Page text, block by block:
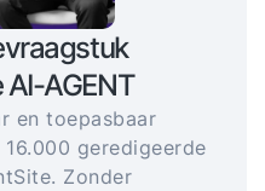
AGENT
en toepasbaar
geredigeerde
Zonder